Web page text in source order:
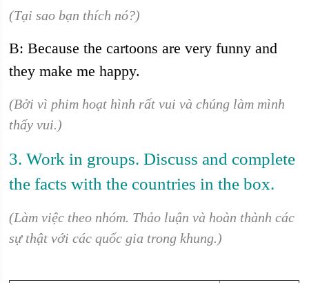
(Tại sao bạn thích nó?)
B: Because the cartoons are very funny and
they make me happy.
(Bởi vì phim hoạt hình rất vui và chúng làm mình
thấy vui.)
3. Work in groups. Discuss and complete
the facts with the countries in the box.
(Làm việc theo nhóm. Thảo luận và hoàn thành các
sự thật với các quốc gia trong khung.)